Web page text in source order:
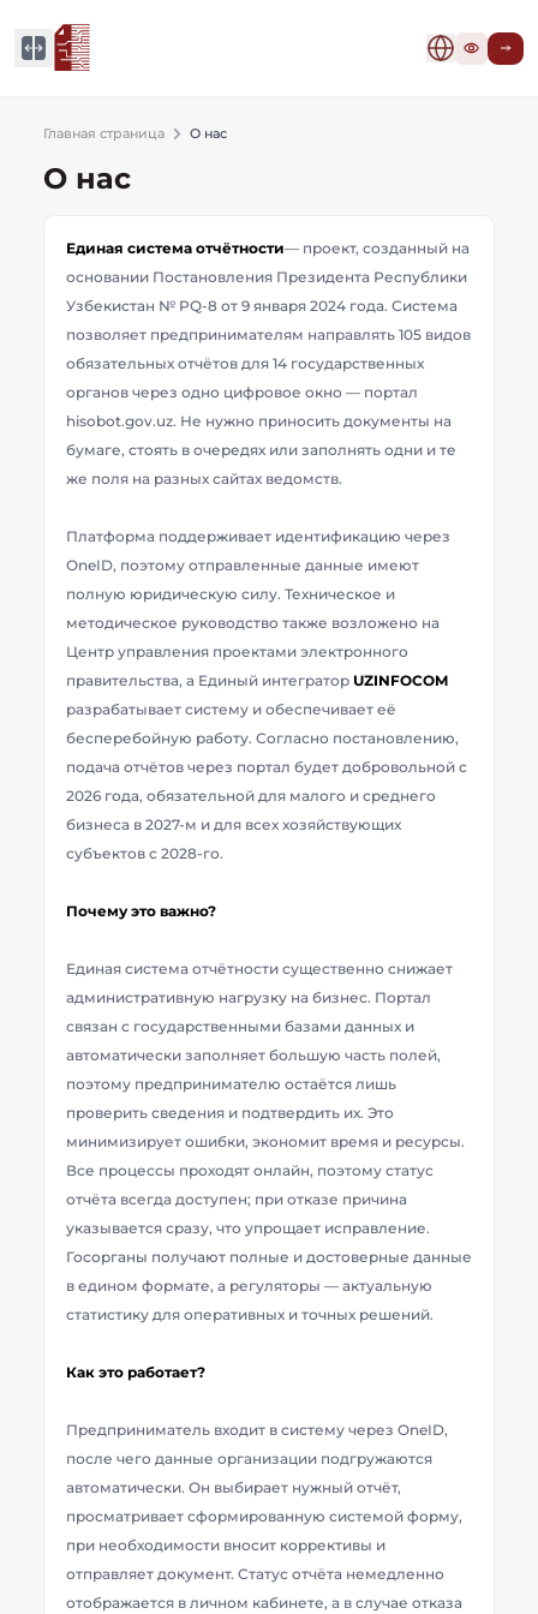
Главная страница О нас
О нас
Единая система отчётности— проект, созданный на
основании Постановления Президента Республики
Узбекистан № PQ-8 от 9 января 2024 года. Система
позволяет предпринимателям направлять 105 видов
обязательных отчётов для 14 государственных
органов через одно цифровое окно — портал
hisobot.gov.uz. Не нужно приносить документы на
бумаге, стоять в очередях или заполнять одни и те
же поля на разных сайтах ведомств.
Платформа поддерживает идентификацию через
OneID, поэтому отправленные данные имеют
полную юридическую силу. Техническое и
методическое руководство также возложено на
Центр управления проектами электронного
правительства, а Единый интегратор UZINFOCOM
разрабатывает систему и обеспечивает её
бесперебойную работу. Согласно постановлению,
подача отчётов через портал будет добровольной с
2026 года, обязательной для малого и среднего
бизнеса в 2027-м и для всех хозяйствующих
субъектов с 2028-го.
Почему это важно?
Единая система отчётности существенно снижает
административную нагрузку на бизнес. Портал
связан с государственными базами данных и
автоматически заполняет большую часть полей,
поэтому предпринимателю остаётся лишь
проверить сведения и подтвердить их. Это
минимизирует ошибки, экономит время и ресурсы.
Все процессы проходят онлайн, поэтому статус
отчёта всегда доступен; при отказе причина
указывается сразу, что упрощает исправление.
Госорганы получают полные и достоверные данные
в едином формате, а регуляторы — актуальную
статистику для оперативных и точных решений.
Как это работает?
Предприниматель входит в систему через OneID,
после чего данные организации подгружаются
автоматически. Он выбирает нужный отчёт,
просматривает сформированную системой форму,
при необходимости вносит коррективы и
отправляет документ. Статус отчёта немедленно
отображается в личном кабинете, а в случае отказа